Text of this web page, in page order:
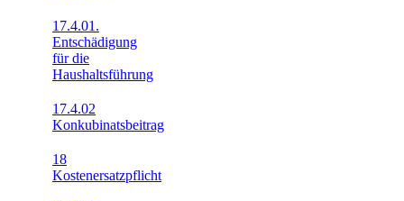
17.4.01.
Entschädigung
für die
Haushaltsführung
17.4.02
Konkubinatsbeitrag
18
Kostenersatzpflicht